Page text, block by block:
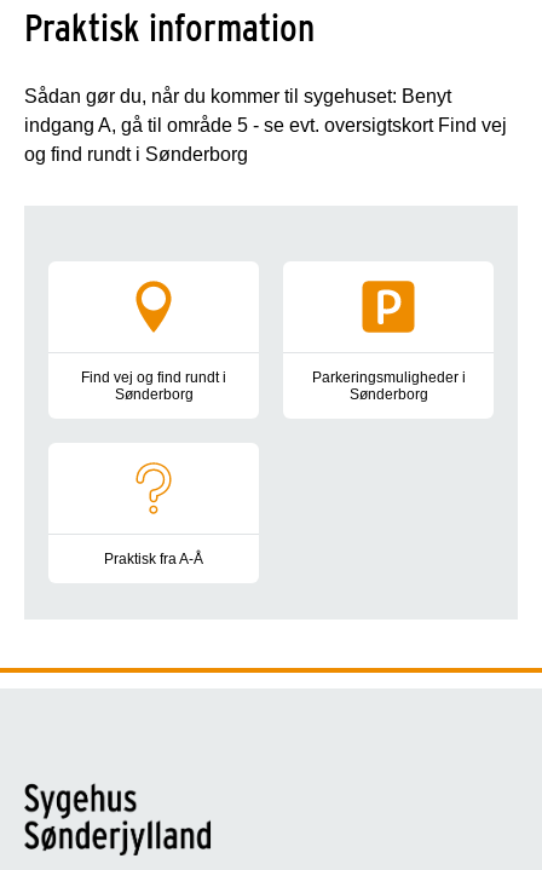
Praktisk information
Sådan gør du, når du kommer til sygehuset: Benyt
indgang A, gå til område 5 - se evt. oversigtskort Find vej
og find rundt i Sønderborg
Find vej og find rundt i
Sønderborg
Parkeringsmuligheder i
Sønderborg
Praktisk fra A-Å